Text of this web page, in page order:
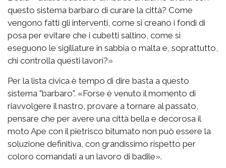
questo sistema barbaro di curare la città? Come
vengono fatti gli interventi, come si creano i fondi di
posa per evitare che i cubetti saltino, come si
eseguono le sigillature in sabbia o malta e, soprattutto,
chi controlla questi lavori?»
Per la lista civica è tempo di dire basta a questo
sistema "barbaro". «Forse è venuto il momento di
riavvolgere il nastro, provare a tornare al passato,
pensare che per avere una città bella e decorosa il
moto Ape con il pietrisco bitumato non può essere la
soluzione definitiva, con grandissimo rispetto per
coloro comandati a un lavoro di badile».